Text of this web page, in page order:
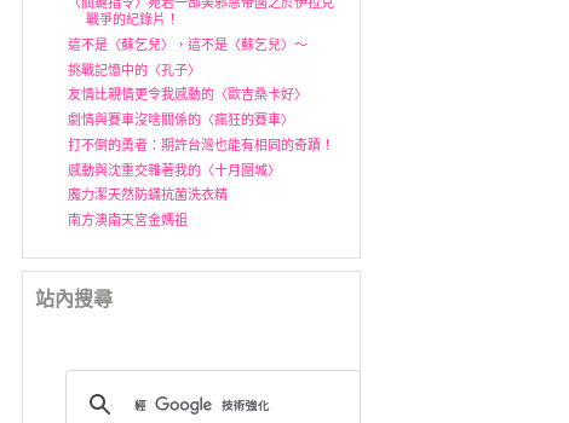
戰爭的紀錄片！
這不是〈蘇乞兒〉，這不是〈蘇乞兒〉～
挑戰記憶中的〈孔子〉
友情比親情更令我感動的〈歐吉桑卡好〉
劇情與賽車沒啥關係的〈瘋狂的賽車〉
打不倒的勇者：期許台灣也能有相同的奇蹟！
感動與沈重交雜著我的〈十月圍城〉
魔力潔天然防蟎抗菌洗衣精
南方澳南天宮金媽祖
站內搜尋